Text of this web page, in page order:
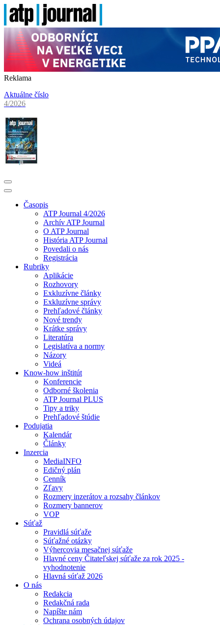
Reklama
Aktuálne číslo
4/2026
Časopis
ATP Journal 4/2026
Archív ATP Journal
O ATP Journal
História ATP Journal
Povedali o nás
Registrácia
Rubriky
Aplikácie
Rozhovory
Exkluzívne články
Exkluzívne správy
Prehľadové články
Nové trendy
Krátke správy
Literatúra
Legislatíva a normy
Názory
Videá
Know-how inštitút
Konferencie
Odborné školenia
ATP Journal PLUS
Tipy a triky
Prehľadové štúdie
Podujatia
Kalendár
Články
Inzercia
MediaINFO
Edičný plán
Cenník
Zľavy
Rozmery inzerátov a rozsahy článkov
Rozmery bannerov
VOP
Súťaž
Pravidlá súťaže
Súťažné otázky
Výhercovia mesačnej súťaže
Hlavné ceny Čitateľskej súťaže za rok 2025 -
vyhodnotenie
Hlavná súťaž 2026
O nás
Redakcia
Redakčná rada
Napíšte nám
Ochrana osobných údajov